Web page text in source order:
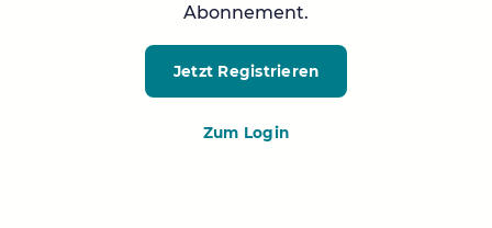
Abonnement.
Jetzt Registrieren
Zum Login